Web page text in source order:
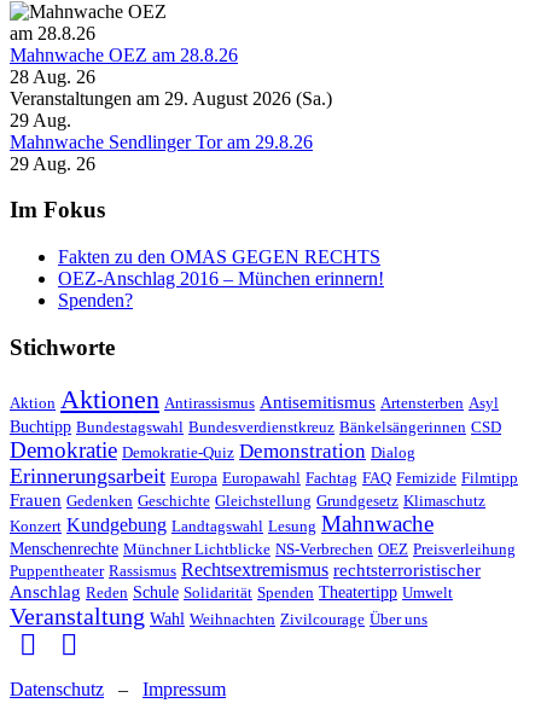
Mahnwache OEZ am 28.8.26
28 Aug. 26
Veranstaltungen am 29. August 2026 (Sa.)
29 Aug.
Mahnwache Sendlinger Tor am 29.8.26
29 Aug. 26
Im Fokus
Fakten zu den OMAS GEGEN RECHTS
OEZ-Anschlag 2016 – München erinnern!
Spenden?
Stichworte
Aktion Aktionen Antirassismus Antisemitismus Artensterben Asyl
Buchtipp Bundestagswahl Bundesverdienstkreuz Bänkelsängerinnen CSD
Demokratie Demokratie-Quiz Demonstration Dialog
Erinnerungsarbeit Europa Europawahl Fachtag FAQ Femizide Filmtipp
Frauen Gedenken Geschichte Gleichstellung Grundgesetz Klimaschutz
Konzert Kundgebung Landtagswahl Lesung Mahnwache
Menschenrechte Münchner Lichtblicke NS-Verbrechen OEZ Preisverleihung
Puppentheater Rassismus Rechtsextremismus rechtsterroristischer
Anschlag Reden Schule Solidarität Spenden Theatertipp Umwelt
Veranstaltung Wahl Weihnachten Zivilcourage Über uns
Datenschutz – Impressum